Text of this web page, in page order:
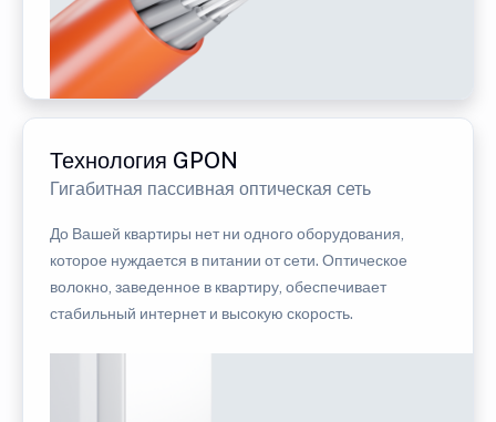
Технология GPON
Гигабитная пассивная оптическая сеть
До Вашей квартиры нет ни одного оборудования,
которое нуждается в питании от сети. Оптическое
волокно, заведенное в квартиру, обеспечивает
стабильный интернет и высокую скорость.